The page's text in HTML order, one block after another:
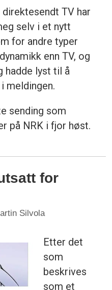
TV har
selv i et nytt
for andre typer
enn TV, og
hadde lyst til å
meldingen.
sending som
på NRK i fjor høst.
for
Silvola
Etter det
som
beskrives
som et